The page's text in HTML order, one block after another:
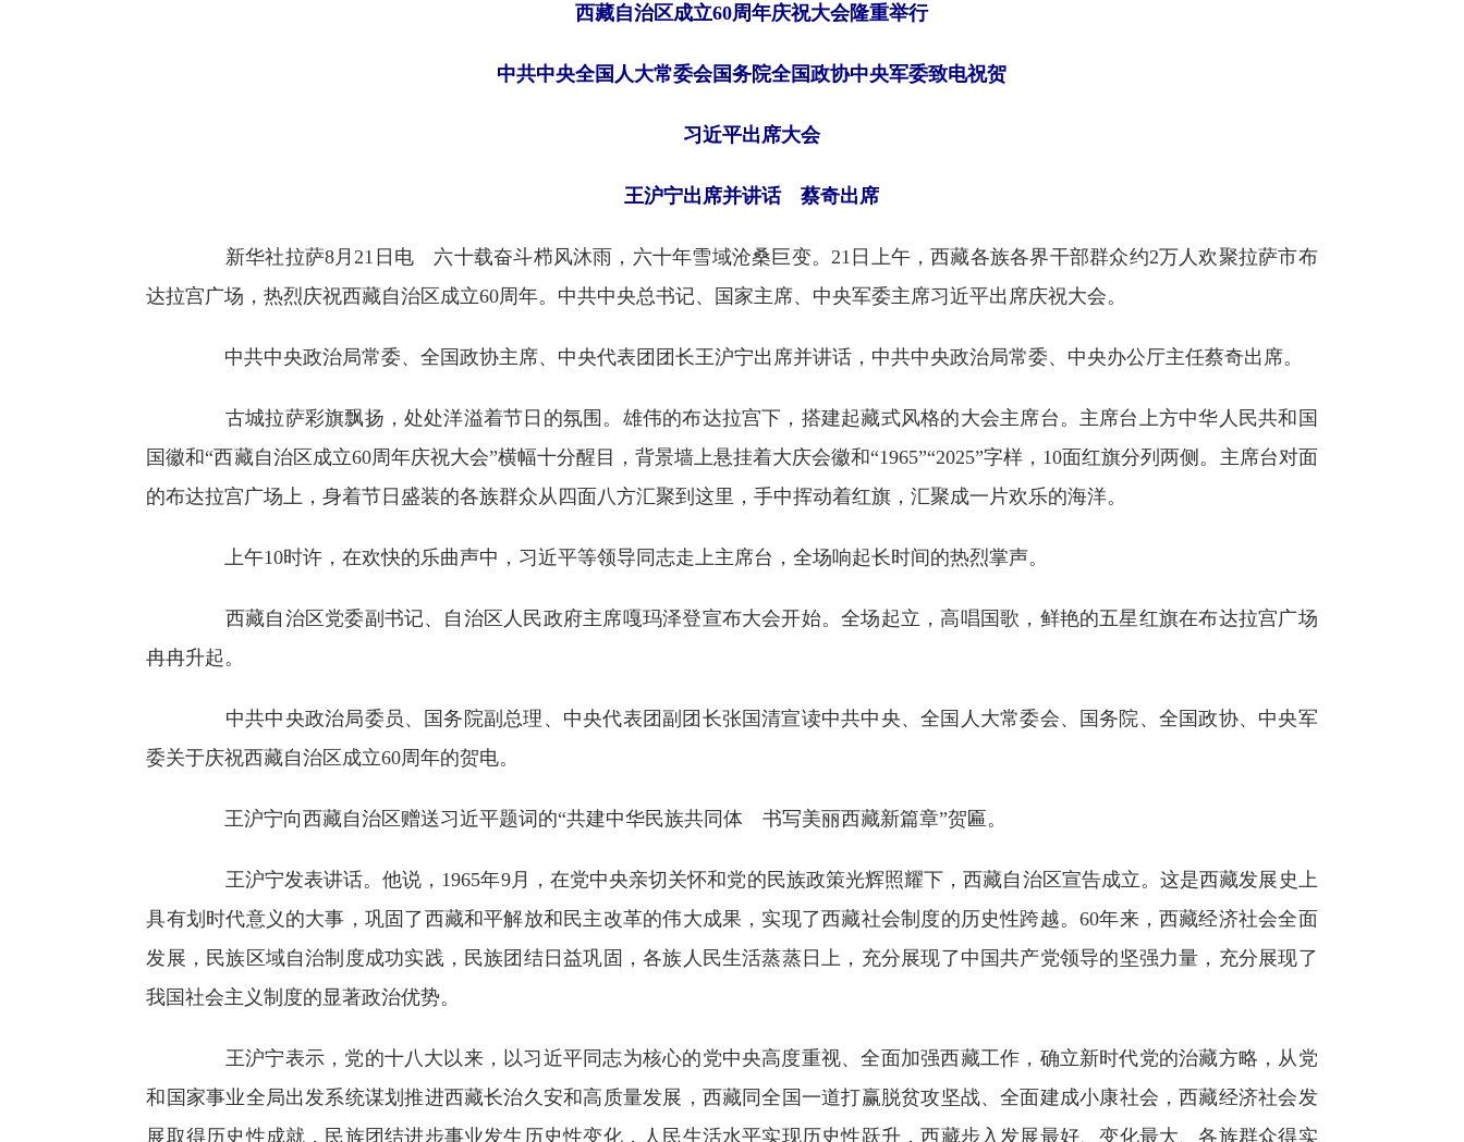
西藏自治区成立60周年庆祝大会隆重举行
中共中央全国人大常委会国务院全国政协中央军委致电祝贺
习近平出席大会
王沪宁出席并讲话 蔡奇出席
新华社拉萨8月21日电 六十载奋斗栉风沐雨，六十年雪域沧桑巨变。21日上午，西藏各族各界干部群众约2万人欢聚拉萨市布
达拉宫广场，热烈庆祝西藏自治区成立60周年。中共中央总书记、国家主席、中央军委主席习近平出席庆祝大会。
中共中央政治局常委、全国政协主席、中央代表团团长王沪宁出席并讲话，中共中央政治局常委、中央办公厅主任蔡奇出席。
古城拉萨彩旗飘扬，处处洋溢着节日的氛围。雄伟的布达拉宫下，搭建起藏式风格的大会主席台。主席台上方中华人民共和国
国徽和“西藏自治区成立60周年庆祝大会”横幅十分醒目，背景墙上悬挂着大庆会徽和“1965”“2025”字样，10面红旗分列两侧。主席台对面
的布达拉宫广场上，身着节日盛装的各族群众从四面八方汇聚到这里，手中挥动着红旗，汇聚成一片欢乐的海洋。
上午10时许，在欢快的乐曲声中，习近平等领导同志走上主席台，全场响起长时间的热烈掌声。
西藏自治区党委副书记、自治区人民政府主席嘎玛泽登宣布大会开始。全场起立，高唱国歌，鲜艳的五星红旗在布达拉宫广场
冉冉升起。
中共中央政治局委员、国务院副总理、中央代表团副团长张国清宣读中共中央、全国人大常委会、国务院、全国政协、中央军
委关于庆祝西藏自治区成立60周年的贺电。
王沪宁向西藏自治区赠送习近平题词的“共建中华民族共同体 书写美丽西藏新篇章”贺匾。
王沪宁发表讲话。他说，1965年9月，在党中央亲切关怀和党的民族政策光辉照耀下，西藏自治区宣告成立。这是西藏发展史上
具有划时代意义的大事，巩固了西藏和平解放和民主改革的伟大成果，实现了西藏社会制度的历史性跨越。60年来，西藏经济社会全面
发展，民族区域自治制度成功实践，民族团结日益巩固，各族人民生活蒸蒸日上，充分展现了中国共产党领导的坚强力量，充分展现了
我国社会主义制度的显著政治优势。
王沪宁表示，党的十八大以来，以习近平同志为核心的党中央高度重视、全面加强西藏工作，确立新时代党的治藏方略，从党
和国家事业全局出发系统谋划推进西藏长治久安和高质量发展，西藏同全国一道打赢脱贫攻坚战、全面建成小康社会，西藏经济社会发
展取得历史性成就，民族团结进步事业发生历史性变化，人民生活水平实现历史性跃升，西藏步入发展最好、变化最大、各族群众得实